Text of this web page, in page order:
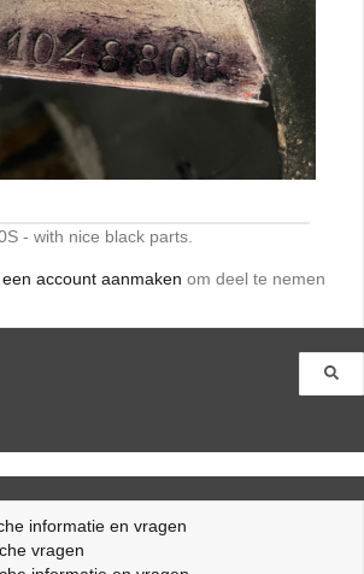
- with nice black parts.
een account aanmaken om deel te nemen
informatie en vragen
vragen